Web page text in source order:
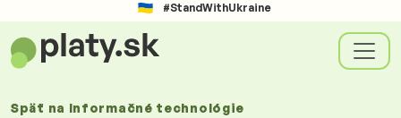
#StandWithUkraine
Späť na Informačné technológie